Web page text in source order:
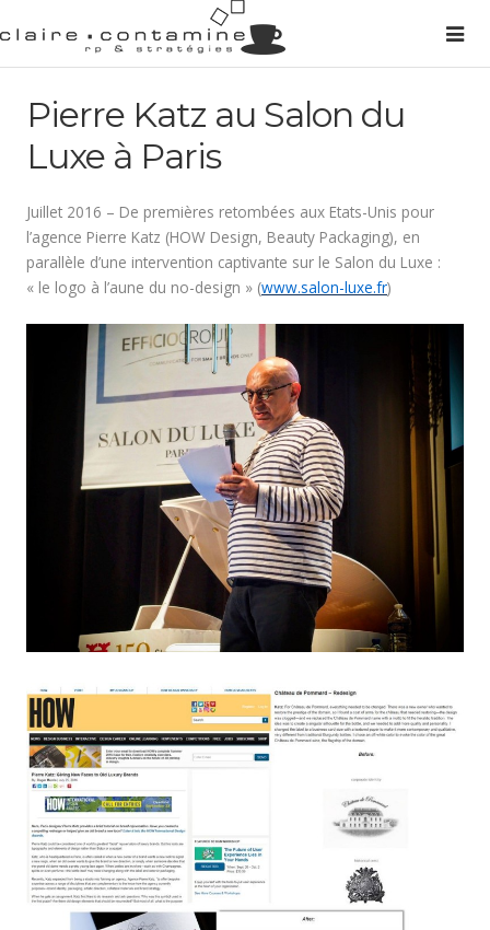
Pierre Katz au Salon du
Luxe à Paris
Juillet 2016 – De premières retombées aux Etats-Unis pour
l’agence Pierre Katz (HOW Design, Beauty Packaging), en
parallèle d’une intervention captivante sur le Salon du Luxe :
« le logo à l’aune du no-design » (www.salon-luxe.fr)